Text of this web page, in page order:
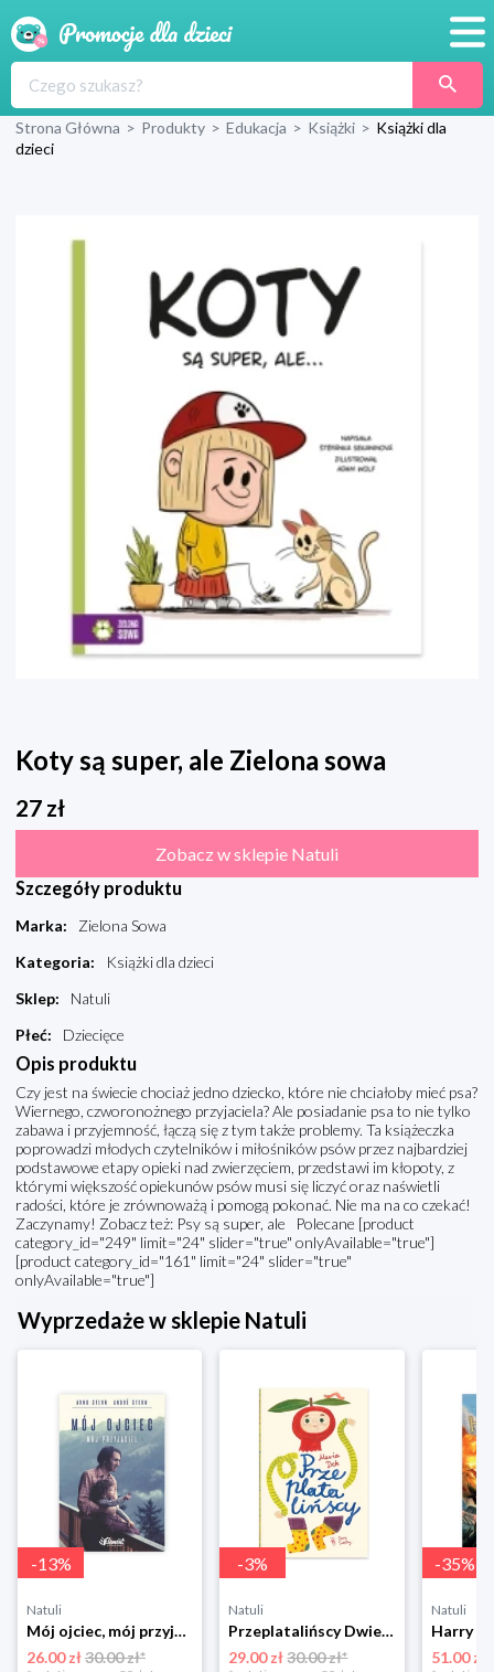
Produkty
Wyprawka
Strona Główna > Produkty > Edukacja > Książki > Książki dla
dzieci
Koty są super, ale Zielona sowa
27 zł
Zobacz w sklepie Natuli
Szczegóły produktu
Marka:
Zielona Sowa
Kategoria:
Książki dla dzieci
Sklep:
Natuli
Płeć: Dziecięce
Opis produktu
Czy jest na świecie chociaż jedno dziecko, które nie chciałoby mieć psa?
Wiernego, czworonożnego przyjaciela? Ale posiadanie psa to nie tylko
zabawa i przyjemność, łączą się z tym także problemy. Ta książeczka
poprowadzi młodych czytelników i miłośników psów przez najbardziej
podstawowe etapy opieki nad zwierzęciem, przedstawi im kłopoty, z
którymi większość opiekunów psów musi się liczyć oraz naświetli
radości, które je zrównoważą i pomogą pokonać. Nie ma na co czekać!
Zaczynamy! Zobacz też: Psy są super, ale Polecane [product
category_id="249" limit="24" slider="true" onlyAvailable="true"]
[product category_id="161" limit="24" slider="true"
onlyAvailable="true"]
Wyprzedaże w sklepie Natuli
-13%
Natuli
Mój ojciec, mój przyjaciel Element
26.00 zł30.00 zł*
-3%
Natuli
Przeplatalińscy Dwie siostry
29.00 zł 30.00 zł*
-35%
Natuli
51.00 zł